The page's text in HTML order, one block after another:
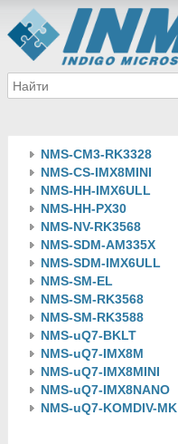
NMS-CM3-RK3328
NMS-CS-IMX8MINI
NMS-HH-IMX6ULL
NMS-HH-PX30
NMS-NV-RK3568
NMS-SDM-AM335X
NMS-SDM-IMX6ULL
NMS-SM-EL
NMS-SM-RK3568
NMS-SM-RK3588
NMS-uQ7-BKLT
NMS-uQ7-IMX8M
NMS-uQ7-IMX8MINI
NMS-uQ7-IMX8NANO
NMS-uQ7-KOMDIV-MK